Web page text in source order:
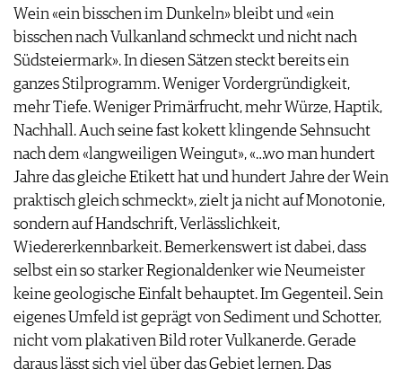
Wein «ein bisschen im Dunkeln» bleibt und «ein
bisschen nach Vulkanland schmeckt und nicht nach
Südsteiermark». In diesen Sätzen steckt bereits ein
ganzes Stilprogramm. Weniger Vordergründigkeit,
mehr Tiefe. Weniger Primärfrucht, mehr Würze, Haptik,
Nachhall. Auch seine fast kokett klingende Sehnsucht
nach dem «langweiligen Weingut», «…wo man hundert
Jahre das gleiche Etikett hat und hundert Jahre der Wein
praktisch gleich schmeckt», zielt ja nicht auf Monotonie,
sondern auf Handschrift, Verlässlichkeit,
Wiedererkennbarkeit. Bemerkenswert ist dabei, dass
selbst ein so starker Regionaldenker wie Neumeister
keine geologische Einfalt behauptet. Im Gegenteil. Sein
eigenes Umfeld ist geprägt von Sediment und Schotter,
nicht vom plakativen Bild roter Vulkanerde. Gerade
daraus lässt sich viel über das Gebiet lernen. Das